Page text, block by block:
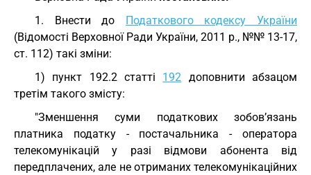
1. Внести до Податкового кодексу України
(Відомості Верховної Ради України, 2011 р., №№ 13-17,
ст. 112) такі зміни:
1) пункт 192.2 статті 192 доповнити абзацом
третім такого змісту:
"Зменшення суми податкових зобов’язань
платника податку - постачальника - оператора
телекомунікацій у разі відмови абонента від
передплачених, але не отриманих телекомунікаційних